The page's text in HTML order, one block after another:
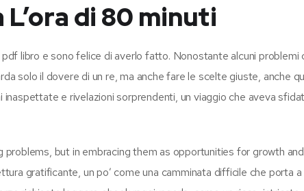
di 80 minuti
libro e sono felice di averlo fatto. Nonostante alcuni problemi
solo il dovere di un re, ma anche fare le scelte giuste, anche
e rivelazioni sorprendenti, un viaggio che aveva
but in embracing them as opportunities for growth
gratificante, un po’ come una camminata difficile che porta a